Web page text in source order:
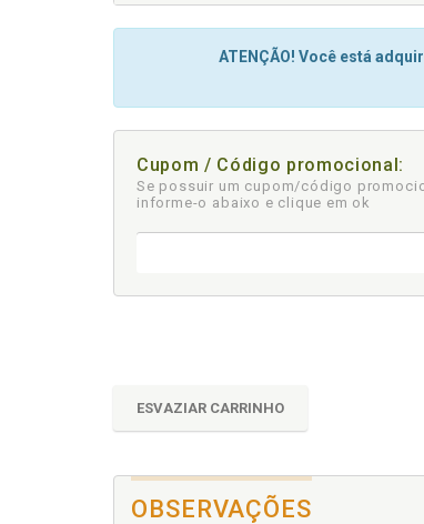
ATENÇÃO! Você está
Cupom / Código promocional:
Se possuir um cupom/código
informe-o abaixo e clique em ok
ESVAZIAR CARRINHO
OBSERVAÇÕES